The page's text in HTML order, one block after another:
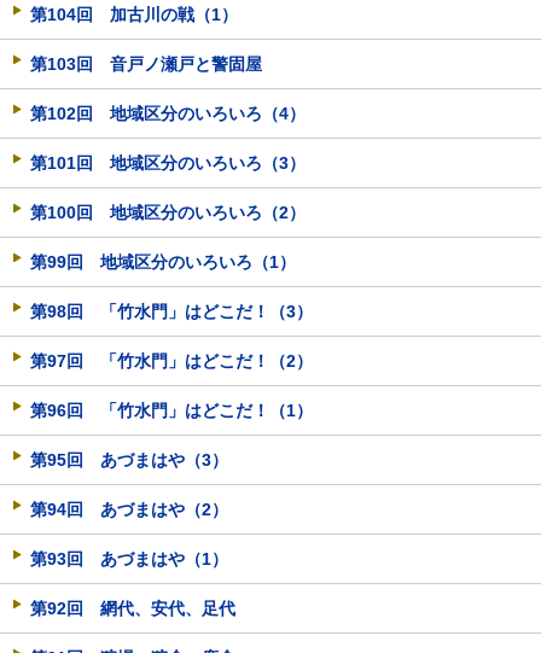
第104回 加古川の戦（1）
第103回 音戸ノ瀬戸と警固屋
第102回 地域区分のいろいろ（4）
第101回 地域区分のいろいろ（3）
第100回 地域区分のいろいろ（2）
第99回 地域区分のいろいろ（1）
第98回 「竹水門」はどこだ！（3）
第97回 「竹水門」はどこだ！（2）
第96回 「竹水門」はどこだ！（1）
第95回 あづまはや（3）
第94回 あづまはや（2）
第93回 あづまはや（1）
第92回 網代、安代、足代